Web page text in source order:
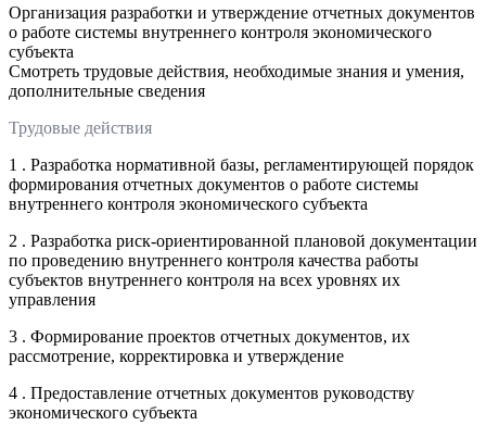
Организация разработки и утверждение отчетных документов
о работе системы внутреннего контроля экономического
субъекта
Смотреть трудовые действия, необходимые знания и умения,
дополнительные сведения
Трудовые действия
1 . Разработка нормативной базы, регламентирующей порядок
формирования отчетных документов о работе системы
внутреннего контроля экономического субъекта
2 . Разработка риск-ориентированной плановой документации
по проведению внутреннего контроля качества работы
субъектов внутреннего контроля на всех уровнях их
управления
3 . Формирование проектов отчетных документов, их
рассмотрение, корректировка и утверждение
4 . Предоставление отчетных документов руководству
экономического субъекта